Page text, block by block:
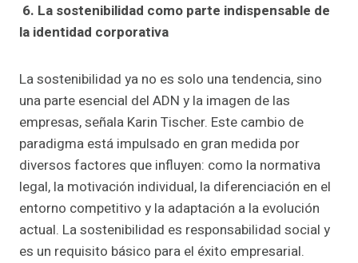
6. La sostenibilidad como parte indispensable de
la identidad corporativa
La sostenibilidad ya no es solo una tendencia, sino
una parte esencial del ADN y la imagen de las
empresas, señala Karin Tischer. Este cambio de
paradigma está impulsado en gran medida por
diversos factores que influyen: como la normativa
legal, la motivación individual, la diferenciación en el
entorno competitivo y la adaptación a la evolución
actual. La sostenibilidad es responsabilidad social y
es un requisito básico para el éxito empresarial.